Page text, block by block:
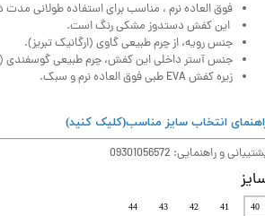
فوق العاده نرم ، مناسب برای استفاده طولانی مدت
این کفش دستدوز مشکی رنگ است.
جنس رویه، از چرم طبیعی گاوی (ارگانیک تبریز).
جنس آستر داخلی این کفش، چرم طبیعی
زیره کفش EVA طبی فوق العاده نرم و سبک.
انتخاب سایز مناسب(کلیک کنید)
و راهنمایی: 09301056572
40
41
42
43
44